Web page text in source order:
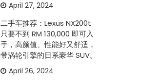
April 27, 2024
二手车推荐：Lexus NX200t
只要不到 RM 130,000 即可入
手，高颜值、性能好又舒适，
带涡轮引擎的日系豪华 SUV。
April 26, 2024